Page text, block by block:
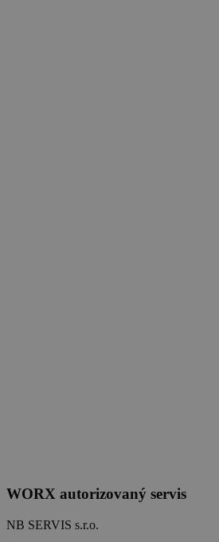
WORX autorizovaný servis
NB SERVIS s.r.o.